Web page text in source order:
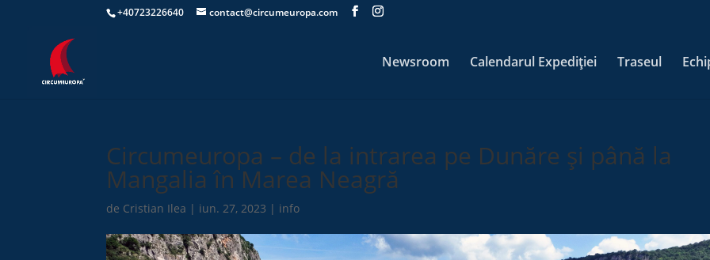
+40723226640 contact@circumeuropa.com
Newsroom Calendarul Expediției Traseul
Circumeuropa – de la intrarea pe Dunăre și până la
Mangalia în Marea Neagră
de Cristian Ilea | iun. 27, 2023 | info